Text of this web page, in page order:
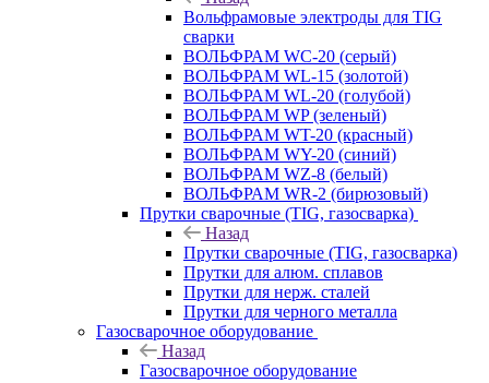
Вольфрамовые электроды для TIG
сварки
ВОЛЬФРАМ WC-20 (серый)
ВОЛЬФРАМ WL-15 (золотой)
ВОЛЬФРАМ WL-20 (голубой)
ВОЛЬФРАМ WP (зеленый)
ВОЛЬФРАМ WT-20 (красный)
ВОЛЬФРАМ WY-20 (синий)
ВОЛЬФРАМ WZ-8 (белый)
ВОЛЬФРАМ WR-2 (бирюзовый)
Прутки сварочные (TIG, газосварка)
Назад
Прутки сварочные (TIG, газосварка)
Прутки для алюм. сплавов
Прутки для нерж. сталей
Прутки для черного металла
Газосварочное оборудование
Назад
Газосварочное оборудование